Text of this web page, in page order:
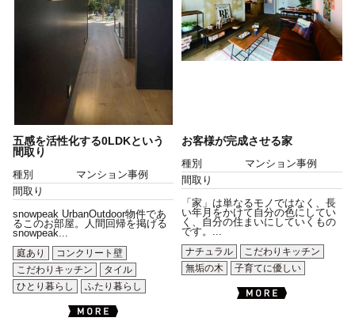
五感を活性化する0LDKという
間取り
種別
マンション事例
間取り
snowpeak UrbanOutdoor物件であ
るこのお部屋。人間回帰を掲げる
snowpeak...
庭あり
コンクリート壁
こだわりキッチン
タイル
ひとり暮らし
ふたり暮らし
お客様が完成させる家
種別
マンション事例
間取り
「家」は単なるモノではなく、長
い年月をかけて自分の色にしてい
く、自分の住まいにしていくもの
です。...
ナチュラル
こだわりキッチン
無垢の木
子育てに優しい